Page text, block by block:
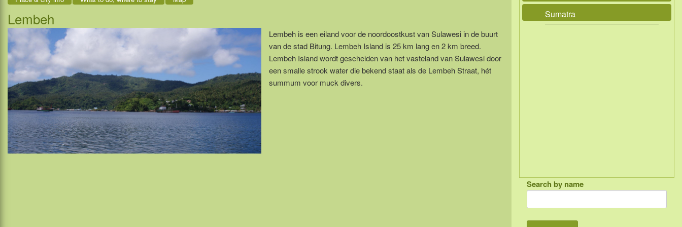
Lembeh
Lembeh is een eiland voor de noordoostkust van Sulawesi in de buurt
van de stad Bitung. Lembeh Island is 25 km lang en 2 km breed.
Lembeh Island wordt gescheiden van het vasteland van Sulawesi door
een smalle strook water die bekend staat als de Lembeh Straat, hét
summum voor muck divers.
Sumatra
Search by name